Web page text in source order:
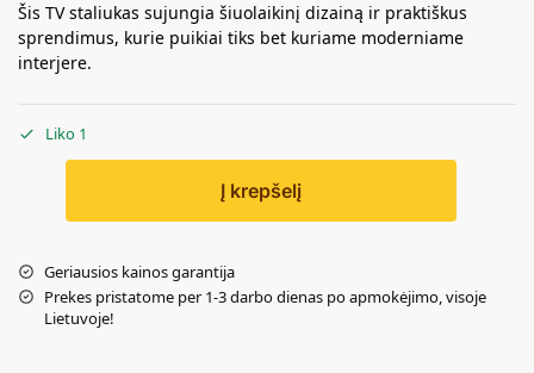
Šis TV staliukas sujungia šiuolaikinį dizainą ir praktiškus
sprendimus, kurie puikiai tiks bet kuriame moderniame
interjere.
Liko 1
Į krepšelį
Geriausios kainos garantija
Prekes pristatome per 1-3 darbo dienas po apmokėjimo, visoje
Lietuvoje!